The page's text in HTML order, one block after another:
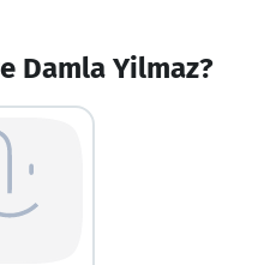
Damla Yilmaz?